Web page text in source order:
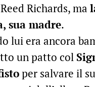
Richards, ma
sua madre.
lui era ancora
un patto col
per salvare il